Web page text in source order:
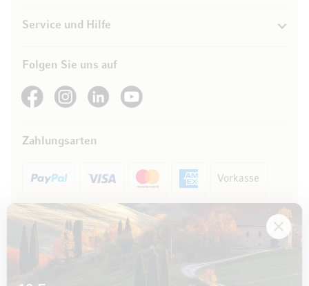
Service und Hilfe
Folgen Sie uns auf
See our FacebookSee our Instagram account
See our LinkedInSee our YouTube channel
Zahlungsarten
Vorkasse
Rechnung